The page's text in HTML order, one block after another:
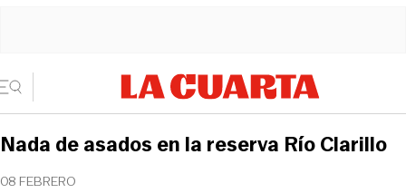
08 FEBRERO
Nada de asados en la reserva Río Clarillo